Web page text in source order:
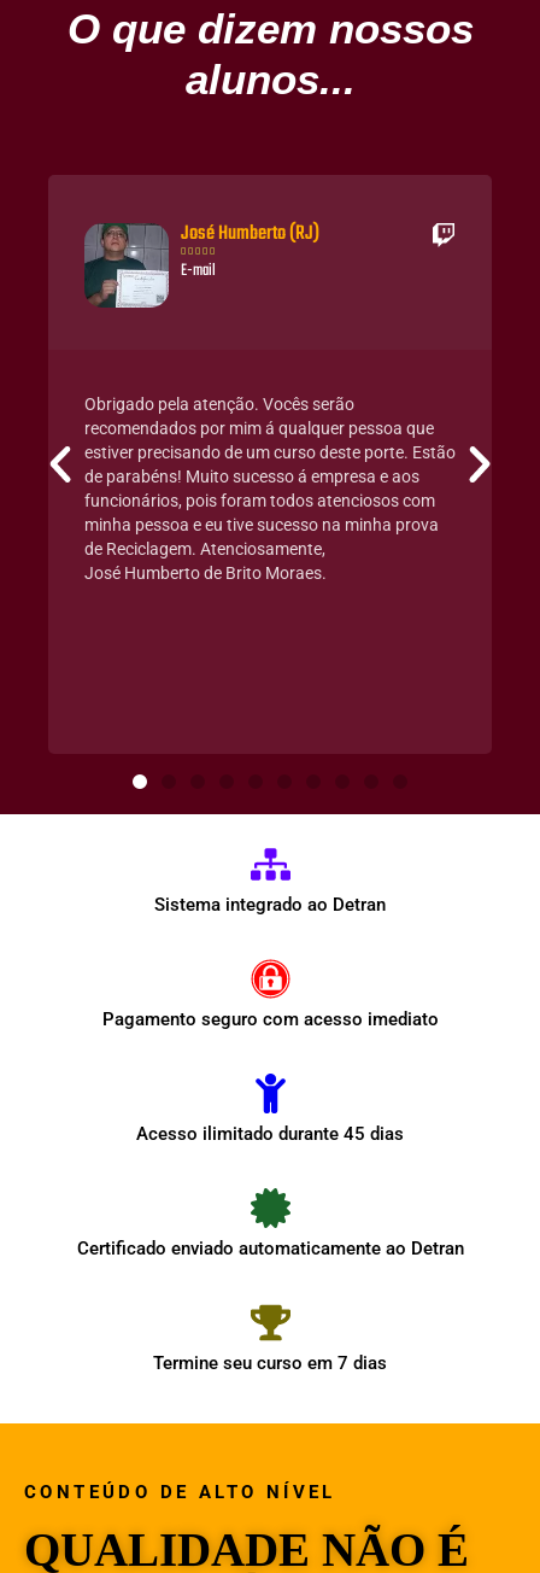
O que dizem nossos
alunos...
José Humberto (RJ)
    
E-mail
Obrigado pela atenção. Vocês serão
recomendados por mim á qualquer pessoa que
estiver precisando de um curso deste porte. Estão
de parabéns! Muito sucesso á empresa e aos
funcionários, pois foram todos atenciosos com
minha pessoa e eu tive sucesso na minha prova
de Reciclagem. Atenciosamente,
José Humberto de Brito Moraes.
Sistema integrado ao Detran
Pagamento seguro com acesso imediato
Acesso ilimitado durante 45 dias
Certificado enviado automaticamente ao Detran
Termine seu curso em 7 dias
CONTEÚDO DE ALTO NÍVEL
QUALIDADE NÃO É